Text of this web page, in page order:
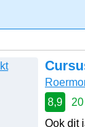
8,9
Ook dit